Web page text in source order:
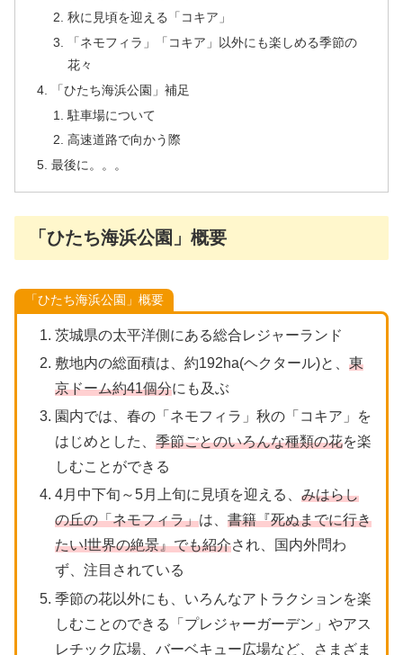
秋に見頃を迎える「コキア」
「ネモフィラ」「コキア」以外にも楽しめる季節の
花々
「ひたち海浜公園」補足
駐車場について
高速道路で向かう際
最後に。。。
「ひたち海浜公園」概要
「ひたち海浜公園」概要
茨城県の太平洋側にある総合レジャーランド
敷地内の総面積は、約192ha(ヘクタール)と、 東
京ドーム約41個分にも及ぶ
園内では、春の「ネモフィラ」秋の「コキア」を
はじめとした、 季節ごとのいろんな種類の花を楽
しむことができる
4月中下旬～5月上旬に見頃を迎える、 みはらし
の丘の「ネモフィラ」は、 書籍『死ぬまでに行き
たい!世界の絶景』でも紹介され、国内外問わ
ず、注目されている
季節の花以外にも、いろんなアトラクションを楽
しむことのできる「プレジャーガーデン」やアス
レチック広場、バーベキュー広場など、さまざま